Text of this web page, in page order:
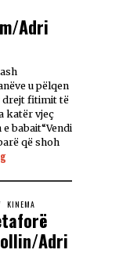
Adri
u pëlqen
drejt fitimit të
katër vjeç
babait“Vendi
që shoh
KINEMA
Adri